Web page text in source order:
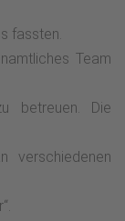
fassten.
Team
betreuen. Die
verschiedenen